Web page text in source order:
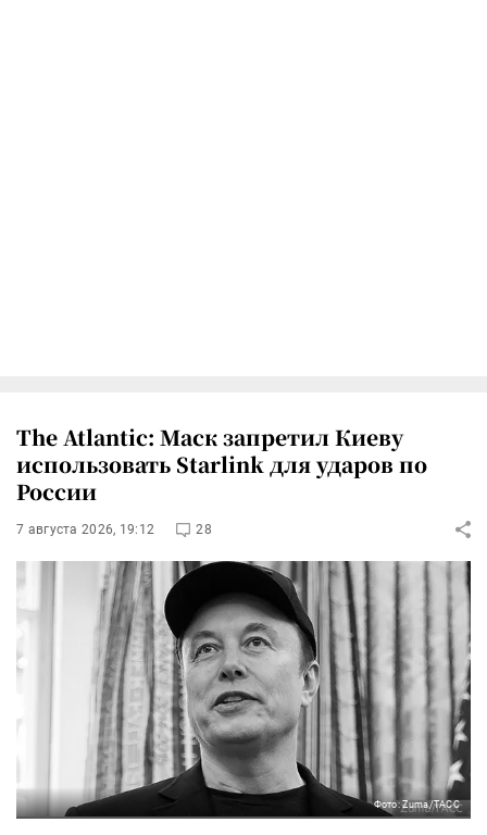
The Atlantic: Маск запретил Киеву
использовать Starlink для ударов по
России
7 августа 2026, 19:12 28
Фото: Zuma/ТАСС